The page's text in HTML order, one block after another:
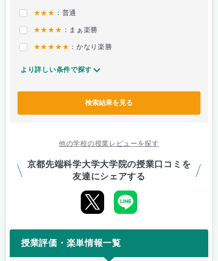
★★★ ：普通
★★★★ ：まぁ楽勝
★★★★★ ：かなり楽勝
より詳しい条件で探す
検索結果を見る
他の学校の授業レビューを探す
京都先端科学大学大学院の授業口コミを
友達にシェアする
授業評価・楽単情報一覧